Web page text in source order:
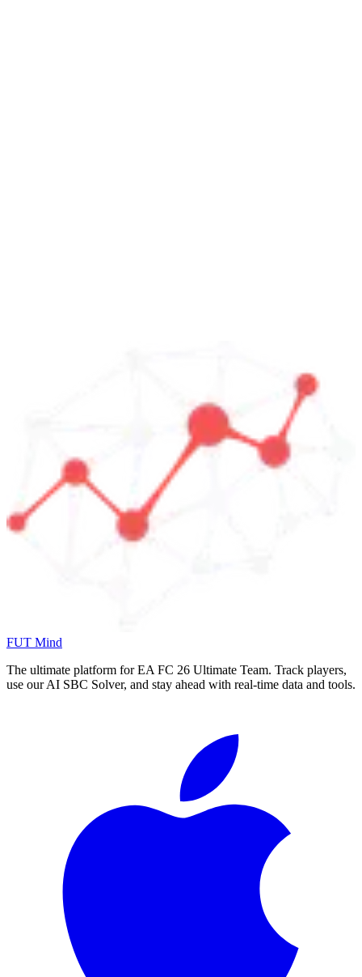
FUT Mind
The ultimate platform for EA FC 26 Ultimate Team. Track players,
use our AI SBC Solver, and stay ahead with real-time data and tools.